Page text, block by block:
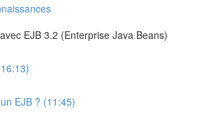
EJB 3.2 (Enterprise Java Beans)
EJB ? (11:45)